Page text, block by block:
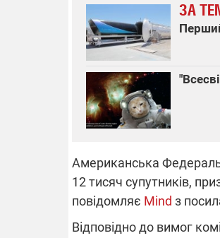
ЗА
Американська
12 тисяч супутників,
повідомляє Mind з
Відповідно до вимог